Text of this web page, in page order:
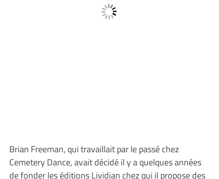
Brian Freeman, qui travaillait par le passé chez
Cemetery Dance, avait décidé il y a quelques années
de fonder les éditions Lividian chez qui il propose des